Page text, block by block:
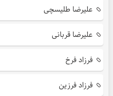
علیرضا طلیسچی
علیرضا قربانی
فرزاد فرخ
فرزاد فرزین